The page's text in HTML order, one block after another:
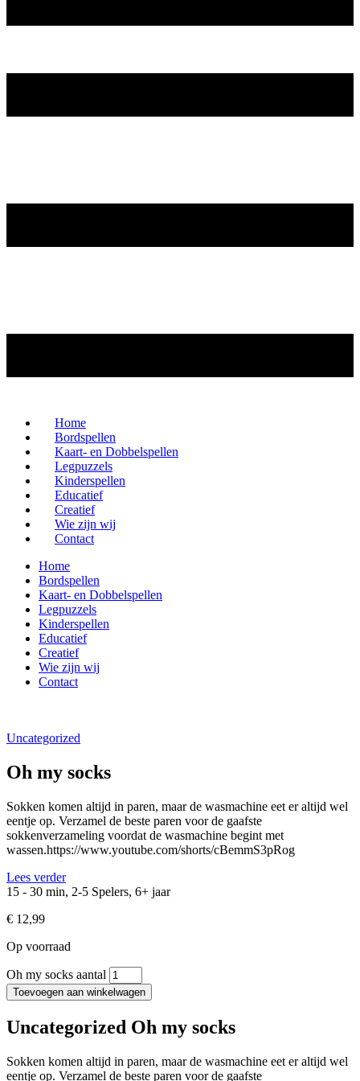
Home
Bordspellen
Kaart- en Dobbelspellen
Legpuzzels
Kinderspellen
Educatief
Creatief
Wie zijn wij
Contact
Home
Bordspellen
Kaart- en Dobbelspellen
Legpuzzels
Kinderspellen
Educatief
Creatief
Wie zijn wij
Contact
Uncategorized
Oh my socks
Sokken komen altijd in paren, maar de wasmachine eet er altijd wel
eentje op. Verzamel de beste paren voor de gaafste
sokkenverzameling voordat de wasmachine begint met
wassen.https://www.youtube.com/shorts/cBemmS3pRog
Lees verder
15 - 30 min, 2-5 Spelers, 6+ jaar
€ 12,99
Op voorraad
Oh my socks aantal
Toevoegen aan winkelwagen
Uncategorized Oh my socks
Sokken komen altijd in paren, maar de wasmachine eet er altijd wel
eentje op. Verzamel de beste paren voor de gaafste